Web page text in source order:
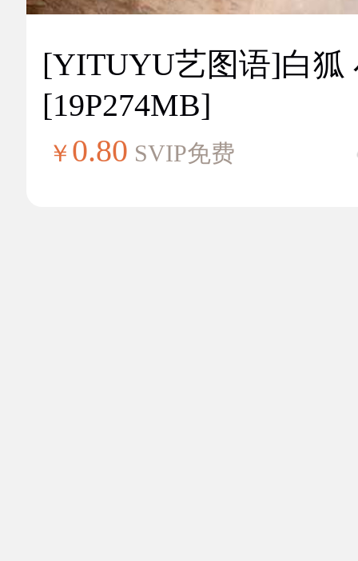
[YITUYU艺图语]白狐
[19P274MB]
￥ 0.80 SVIP免费